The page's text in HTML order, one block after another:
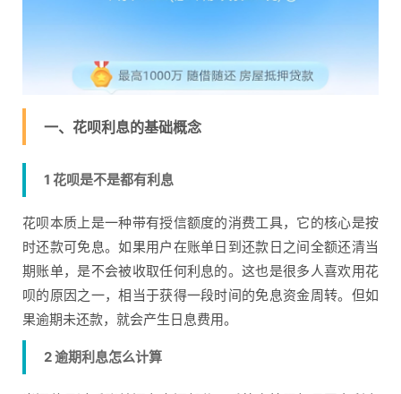
一、花呗利息的基础概念
1 花呗是不是都有利息
花呗本质上是一种带有授信额度的消费工具，它的核心是按
时还款可免息。如果用户在账单日到还款日之间全额还清当
期账单，是不会被收取任何利息的。这也是很多人喜欢用花
呗的原因之一，相当于获得一段时间的免息资金周转。但如
果逾期未还款，就会产生日息费用。
2 逾期利息怎么计算